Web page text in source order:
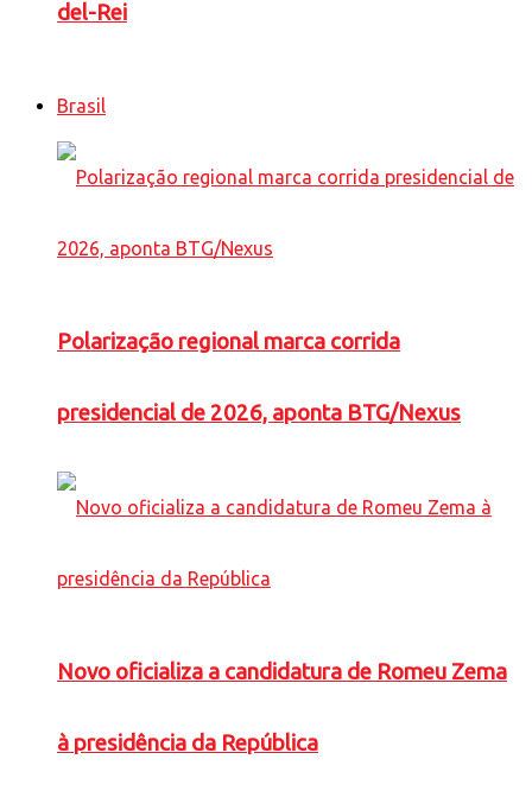
del-Rei
Brasil
Polarização regional marca corrida
presidencial de 2026, aponta BTG/Nexus
Novo oficializa a candidatura de Romeu Zema
à presidência da República